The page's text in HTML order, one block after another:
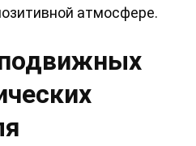
атмосфере.